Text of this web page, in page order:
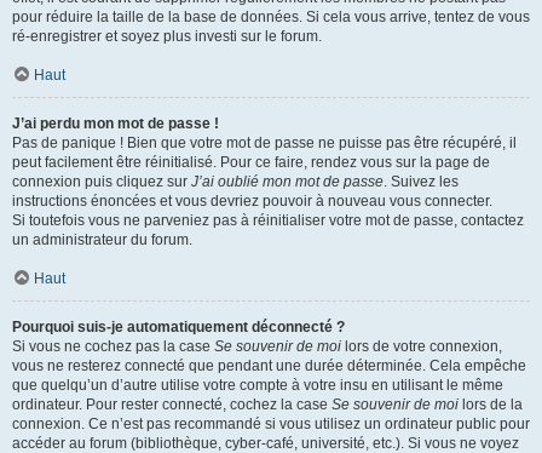
pour réduire la taille de la base de données. Si cela vous arrive, tentez de vous
ré-enregistrer et soyez plus investi sur le forum.
Haut
J’ai perdu mon mot de passe !
Pas de panique ! Bien que votre mot de passe ne puisse pas être récupéré, il
peut facilement être réinitialisé. Pour ce faire, rendez vous sur la page de
connexion puis cliquez sur J’ai oublié mon mot de passe. Suivez les
instructions énoncées et vous devriez pouvoir à nouveau vous connecter.
Si toutefois vous ne parveniez pas à réinitialiser votre mot de passe, contactez
un administrateur du forum.
Haut
Pourquoi suis-je automatiquement déconnecté ?
Si vous ne cochez pas la case Se souvenir de moi lors de votre connexion,
vous ne resterez connecté que pendant une durée déterminée. Cela empêche
que quelqu’un d’autre utilise votre compte à votre insu en utilisant le même
ordinateur. Pour rester connecté, cochez la case Se souvenir de moi lors de la
connexion. Ce n’est pas recommandé si vous utilisez un ordinateur public pour
accéder au forum (bibliothèque, cyber-café, université, etc.). Si vous ne voyez